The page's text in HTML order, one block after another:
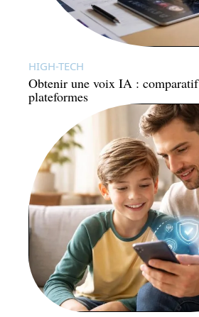
HIGH-TECH
Obtenir une voix IA :
plateformes